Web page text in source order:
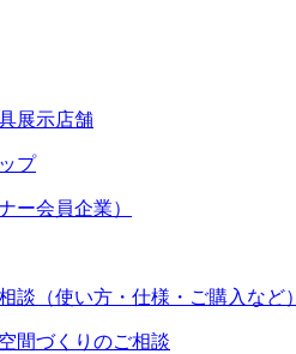
展示店舗
プ
ー会員企業）
談（使い方・仕様・ご購入など）
間づくりのご相談